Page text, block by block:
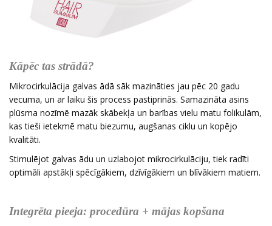
Kāpēc tas strādā?
Mikrocirkulācija galvas ādā sāk mazināties jau pēc 20 gadu
vecuma, un ar laiku šis process pastiprinās. Samazināta asins
plūsma nozīmē mazāk skābekļa un barības vielu matu folikulām,
kas tieši ietekmē matu biezumu, augšanas ciklu un kopējo
kvalitāti.
Stimulējot galvas ādu un uzlabojot mikrocirkulāciju, tiek radīti
optimāli apstākļi spēcīgākiem, dzīvīgākiem un blīvākiem matiem.
Integrēta pieeja: procedūra + mājas kopšana